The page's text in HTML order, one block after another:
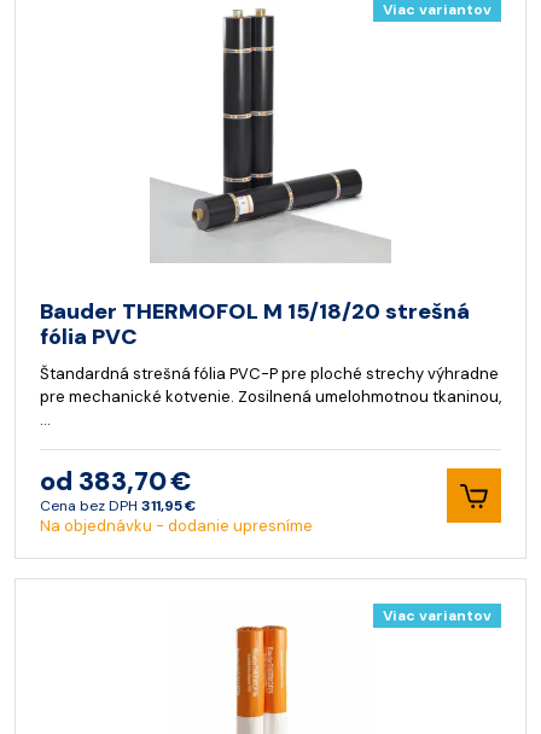
Viac variantov
Bauder THERMOFOL M 15/18/20 strešná
fólia PVC
Štandardná strešná fólia PVC-P pre ploché strechy výhradne
pre mechanické kotvenie. Zosilnená umelohmotnou tkaninou,
…
od 383,70 €
Cena bez DPH 311,95 €
Na objednávku - dodanie upresníme
Viac variantov